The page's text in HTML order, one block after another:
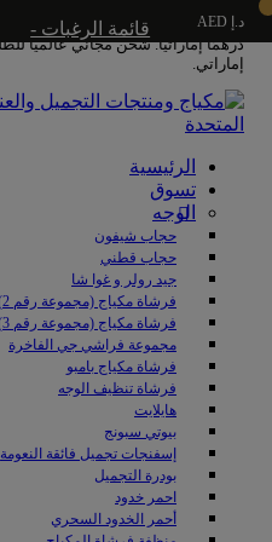
إماراتي.
الرئيسية
تسوق
الوجه
حجاب شيفون
حجاب قطني
جيد رولر و غوا شا
فرشاة مكياج (مجموعة رقم 2)
فرشاة مكياج (مجموعة رقم 3)
مجموعة فراشي جي الفاخرة
فرشاة مكياج بامبو
فرشاة تنظيف الوجه
هايلايت
بيوتي سبونج
إسفنجات تجميل فائقة النعومة
بودرة التجميل
احمر خدود
أحمر الخدود السحري
د.إ AED قائمة الرغبات -